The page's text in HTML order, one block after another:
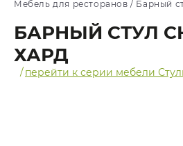
Мебель для ресторанов / Барный
БАРНЫЙ СТУЛ
ХАРД
/перейти к серии мебели